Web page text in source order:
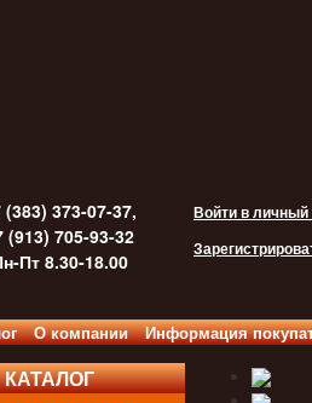
(383) 373-07-37,
(913) 705-93-32
Пт 8.30-18.00
Войти в личный
О компании Информация
КАТАЛОГ